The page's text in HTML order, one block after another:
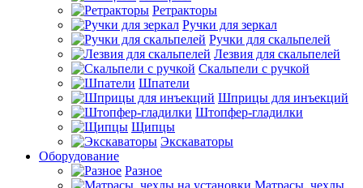
Ретракторы
Ручки для зеркал
Ручки для скальпелей
Лезвия для скальпелей
Скальпели с ручкой
Шпатели
Шприцы для инъекций
Штопфер-гладилки
Щипцы
Экскаваторы
Оборудование
Разное
Матрасы, чехлы